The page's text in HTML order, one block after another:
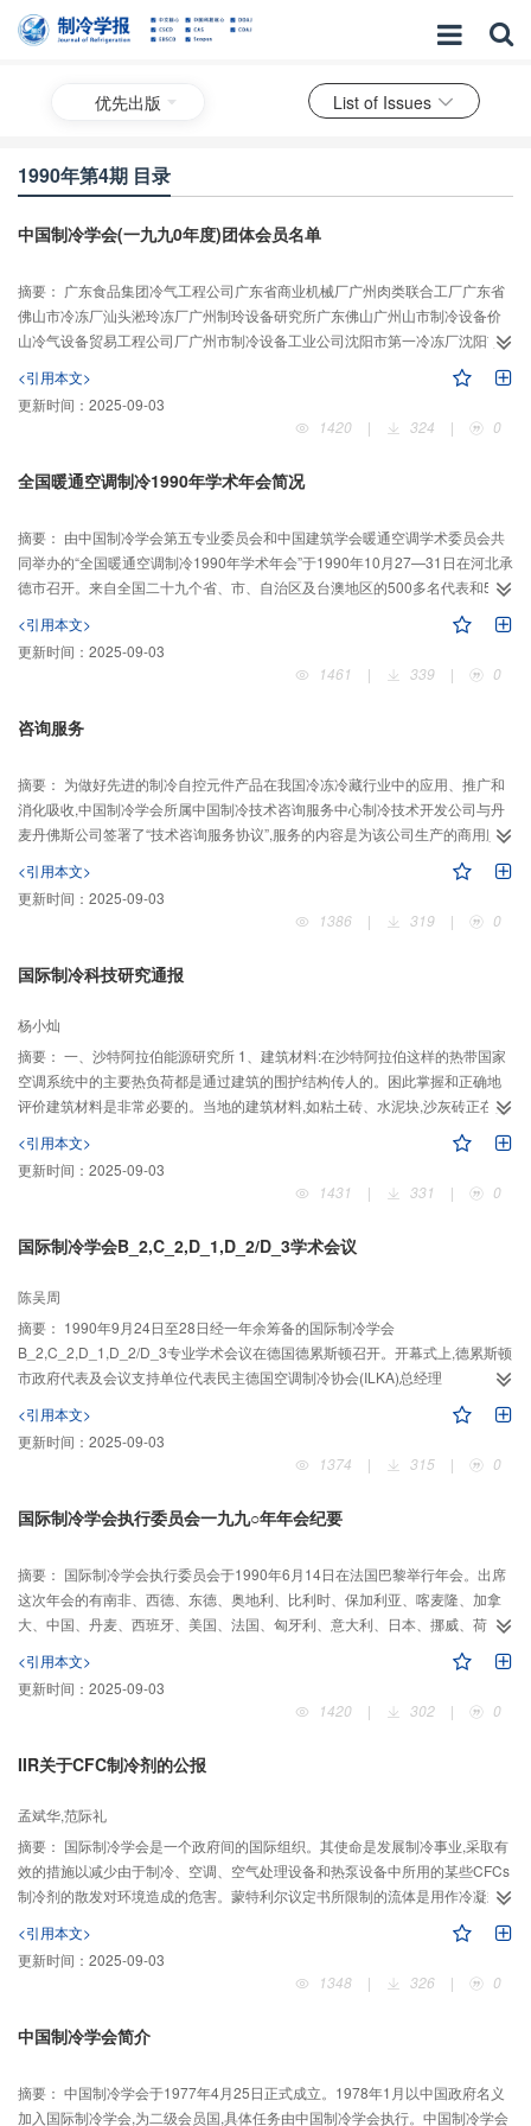
优先出版 List of Issues
1990年第4期 目录
中国制冷学会(一九九0年度)团体会员名单
摘要： 广东食品集团冷气工程公司广东省商业机械厂广州肉类联合工厂广东省
佛山市冷冻厂汕头淞玲冻厂广州制玲设备研究所广东佛山广州山市制冷设备价
山冷气设备贸易工程公司厂广州市制冷设备工业公司沈阳市第一冷冻厂沈阳市
第二冷冻厂背口市冷旅箱总厂辽宁智阜新市食品公司肉联厂辽宁省本澳市食品
公司小堡冷冻厂湖北省沙市电冰箱总厂武汉商业冷藏机械厂武汉冷冻机厂武汉
市商业科学技术研究所长沙市肉类联合加工厂湖南省邵阳市肉类联合加工厂湖
南省常德肉类联合加工厂河南省信阳肉类联合加工厂安阳市制冷设备厂河南省
<引用本文>
更新时间： 2025-09-03
1420
| 324 | 0
全国暖通空调制冷1990年学术年会简况
摘要： 由中国制冷学会第五专业委员会和中国建筑学会暖通空调学术委员会共
同举办的“全国暖通空调制冷1990年学术年会”于1990年10月27—31日在河北承
德市召开。来自全国二十九个省、市、自治区及台澳地区的500多名代表和50
<引用本文>
更新时间： 2025-09-03
1461
| 339 | 0
咨询服务
摘要： 为做好先进的制冷自控元件产品在我国冷冻冷藏行业中的应用、推广和
消化吸收,中国制冷学会所属中国制冷技术咨询服务中心制冷技术开发公司与丹
麦丹佛斯公司签署了“技术咨询服务协议”,服务的内容是为该公司生产的商用膨
<引用本文>
更新时间： 2025-09-03
1386
| 319 | 0
国际制冷科技研究通报
杨小灿
摘要： 一、沙特阿拉伯能源研究所 1、建筑材料:在沙特阿拉伯这样的热带国家
空调系统中的主要热负荷都是通过建筑的围护结构传人的。困此掌握和正确地
评价建筑材料是非常必要的。当地的建筑材料,如粘土砖、水泥块,沙灰砖正在做
<引用本文>
更新时间： 2025-09-03
1431
| 331 | 0
国际制冷学会B_2,C_2,D_1,D_2/D_3学术会议
陈吴周
摘要： 1990年9月24日至28日经一年余筹备的国际制冷学会
B_2,C_2,D_1,D_2/D_3专业学术会议在德国德累斯顿召开。开幕式上,德累斯顿
市政府代表及会议支持单位代表民主德国空调制冷协会(ILKA)总经理
<引用本文>
更新时间： 2025-09-03
1374
| 315 | 0
国际制冷学会执行委员会一九九○年年会纪要
摘要： 国际制冷学会执行委员会于1990年6月14日在法国巴黎举行年会。出席
这次年会的有南非、西德、东德、奥地利、比利时、保加利亚、喀麦隆、加拿
大、中国、丹麦、西班牙、美国、法国、匈牙利、意大利、日本、挪威、荷
<引用本文>
更新时间： 2025-09-03
1420
| 302 | 0
IIR关于CFC制冷剂的公报
孟斌华,范际礼
摘要： 国际制冷学会是一个政府间的国际组织。其使命是发展制冷事业,采取有
效的措施以减少由于制冷、空调、空气处理设备和热泵设备中所用的某些CFCs
制冷剂的散发对环境造成的危害。蒙特利尔议定书所限制的流体是用作冷凝式
<引用本文>
更新时间： 2025-09-03
1348
| 326 | 0
中国制冷学会简介
摘要： 中国制冷学会于1977年4月25日正式成立。1978年1月以中国政府名义
加入国际制冷学会,为二级会员国,具体任务由中国制冷学会执行。中国制冷学会